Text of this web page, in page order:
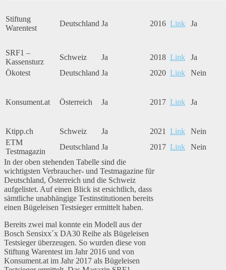
Stiftung
Warentest
Deutschland Ja 2016 Link Ja
SRF1 –
Kassensturz
Schweiz Ja 2018 Link
Ja
Ökotest
Deutschland Ja 2020 Link Nein
Konsument.at Österreich Ja 2017 Link Ja
Ktipp.ch Schweiz Ja 2021 Link
Nein
ETM
Testmagazin
Deutschland Ja 2017 Link
Nein
In der oben stehenden Tabelle sind die
wichtigsten Verbraucher- und Testmagazine für
Deutschland, Österreich und die Schweiz
aufgelistet. Auf einen Blick ist ersichtlich, dass
sämtliche unabhängige Testinstitutionen bereits
einen Bügeleisen Testsieger ermittelt haben.
Bereits zwei mal konnte ein Modell aus der
Bosch Sensixx´x DA30 Reihe als Bügeleisen
Testsieger überzeugen. So wurden diese von
Stiftung Warentest im Jahr 2016 und von
Konsument.at im Jahr 2017 als Bügeleisen